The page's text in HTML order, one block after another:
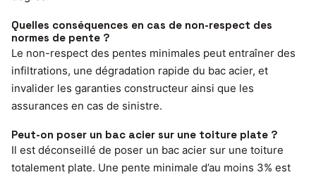
Quelles conséquences en cas de non-respect des
normes de pente ?
Le non-respect des pentes minimales peut entraîner des
infiltrations, une dégradation rapide du bac acier, et
invalider les garanties constructeur ainsi que les
assurances en cas de sinistre.
Peut-on poser un bac acier sur une toiture plate ?
Il est déconseillé de poser un bac acier sur une toiture
totalement plate. Une pente minimale d’au moins 3% est